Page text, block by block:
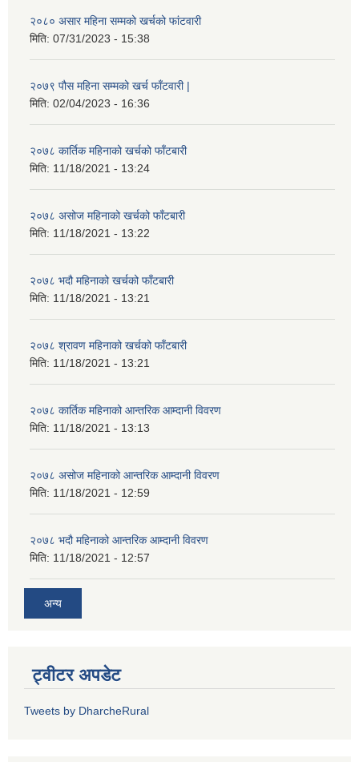
२०८० असार महिना सम्मको खर्चको फांटवारी
मिति: 07/31/2023 - 15:38
२०७९ पौस महिना सम्मको खर्च फाँटवारी |
मिति: 02/04/2023 - 16:36
२०७८ कार्तिक महिनाको खर्चको फाँटबारी
मिति: 11/18/2021 - 13:24
२०७८ असोज महिनाको खर्चको फाँटबारी
मिति: 11/18/2021 - 13:22
२०७८ भदौ महिनाको खर्चको फाँटबारी
मिति: 11/18/2021 - 13:21
२०७८ श्रावण महिनाको खर्चको फाँटबारी
मिति: 11/18/2021 - 13:21
२०७८ कार्तिक महिनाको आन्तरिक आम्दानी विवरण
मिति: 11/18/2021 - 13:13
२०७८ असोज महिनाको आन्तरिक आम्दानी विवरण
मिति: 11/18/2021 - 12:59
२०७८ भदौ महिनाको आन्तरिक आम्दानी विवरण
मिति: 11/18/2021 - 12:57
अन्य
ट्वीटर अपडेट
Tweets by DharcheRural